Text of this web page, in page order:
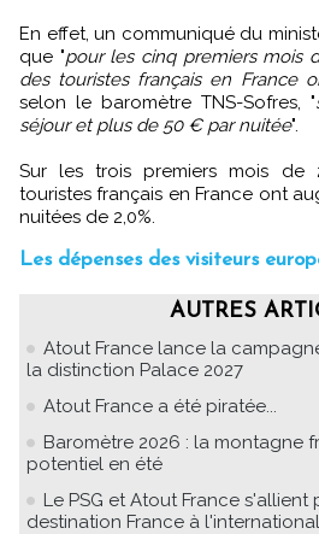
En effet, un communiqué du
que "pour les cinq premiers mois
des touristes français en France
selon le baromètre TNS-Sofres, "
séjour et plus de 50 € par nuitée".
Sur les trois premiers mois de
touristes français en France ont
nuitées de 2,0%.
Les dépenses des visiteurs
AUTRES
Atout France lance la
la distinction Palace 2027
Atout France a été piratée...
Baromètre 2026 : la montagne
potentiel en été
Le PSG et Atout France
destination France à l'international